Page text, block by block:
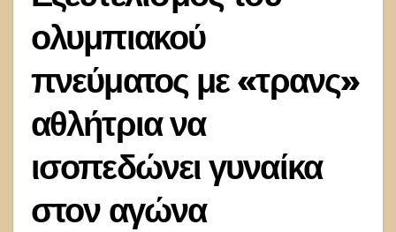
ολυμπιακού
πνεύματος με «τρανς»
αθλήτρια να
ισοπεδώνει γυναίκα
στον αγώνα